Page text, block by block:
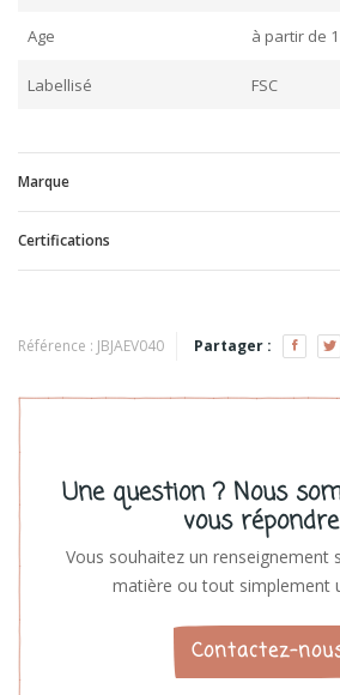
Age à partir de
Labellisé FSC
Marque
Voir les
Certifications
Référence : JBJAEV040 Partager :
Une question ? Nous
vous
Vous souhaitez un renseignement
matière ou tout simplement
Contactez-